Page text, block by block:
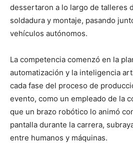
dessertaron a lo largo de talleres
soldadura y montaje, pasando
vehículos autónomos.
La competencia comenzó en la
automatización y la inteligencia
cada fase del proceso de
evento, como un empleado de la
que un brazo robótico lo animó
pantalla durante la carrera,
entre humanos y máquinas.